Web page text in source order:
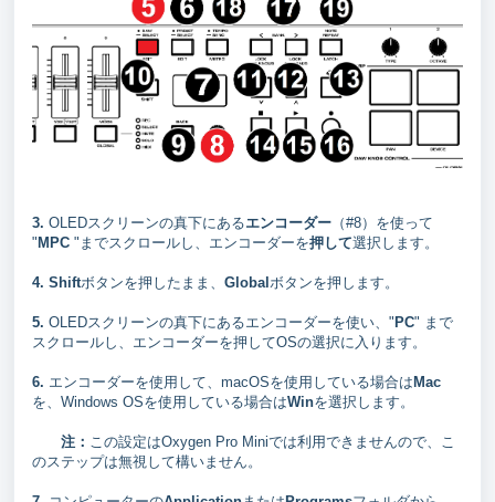
3. OLEDスクリーンの真下にあるエンコーダー （#8）を使って
" MPC "までスクロールし、エンコーダーを押して選択します。
4. Shiftボタンを押したまま、 Global ボタンを押します。
5. OLEDスクリーンの真下にあるエンコーダーを使い、" PC" まで
スクロールし、エンコーダーを押してOSの選択に入ります。
6. エンコーダーを使用して、macOSを使用している場合は Mac
を、Windows OSを使用している場合はWinを選択します。
注： この設定はOxygen Pro Miniでは利用できませんので、こ
のステップは無視して構いません。